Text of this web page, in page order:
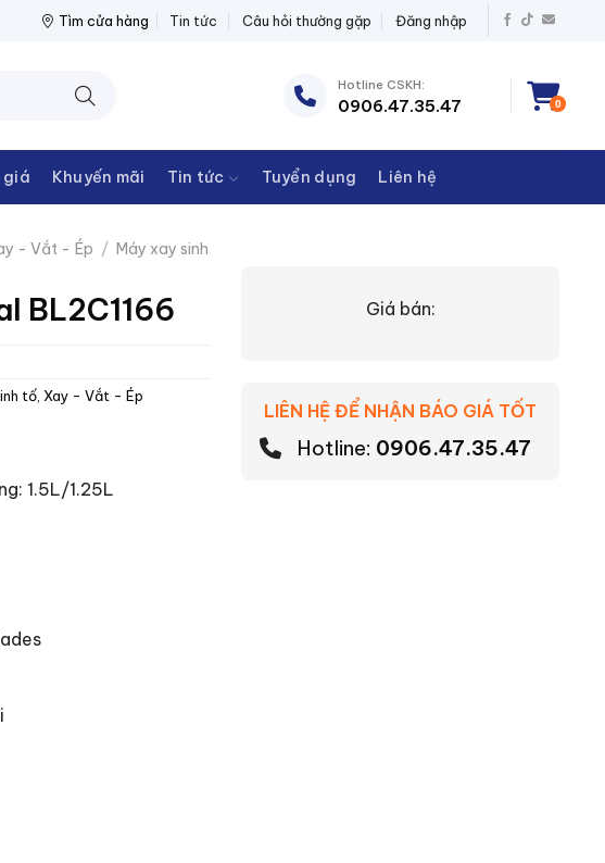
NPP THIẾT BỊ ĐIỆN THANH CHÂU
Tìm cửa hàng Tin tức Câu hỏi thường gặp Đăng nhập
Hotline CSKH:
0906.47.35.47 0
giá Khuyến mãi Tin tức Tuyển dụng Liên hệ
- Vắt - Ép / Máy xay sinh
BL2C1166
tố, Xay - Vắt - Ép
1.5L/1.25L
Giá bán:
LIÊN HỆ ĐỂ NHẬN BÁO GIÁ TỐT
Hotline: 0906.47.35.47